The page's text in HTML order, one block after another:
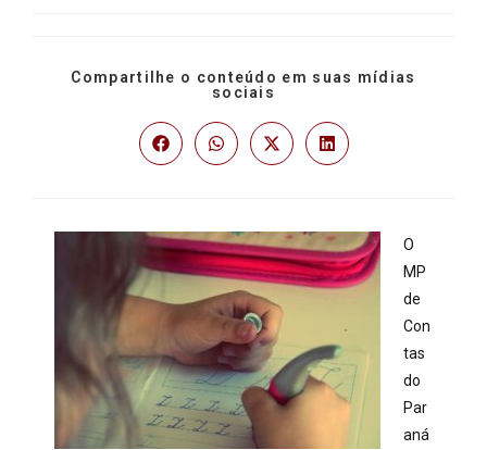
Compartilhe o conteúdo em suas mídias
sociais
O
MP
de
Con
tas
do
Par
aná